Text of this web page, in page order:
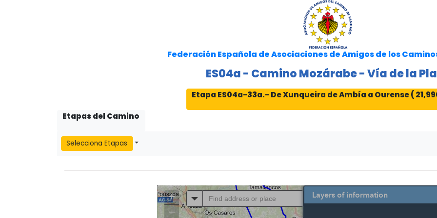
Federación Española de Asociaciones de Amigos de los
ES04a - Camino Mozárabe - Vía de la
Etapa ES04a-33a.- De Xunqueira de Ambía a Ourense (
Etapas del Camino
Selecciona Etapas